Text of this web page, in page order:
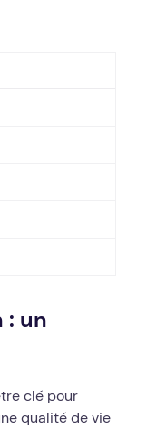
: un
clé pour
qualité de vie